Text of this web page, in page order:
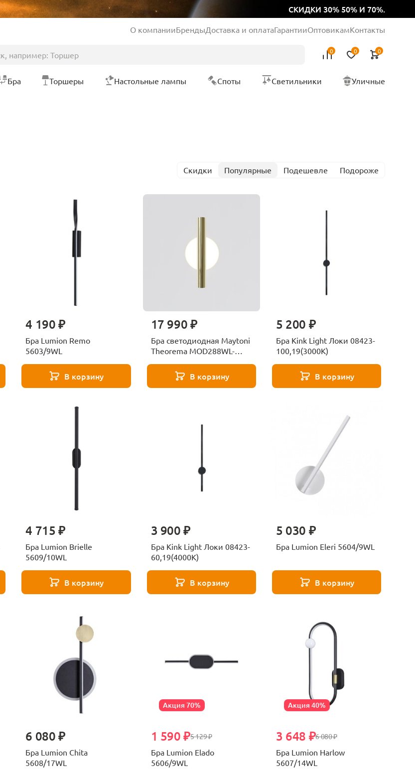
СКИДКИ 30% 50% И 70%.
О компанииБрендыДоставка и оплатаГарантииОптовикамКонтакты
0 0 0
Бра Торшеры Настольные лампы Споты Светильники Уличные
Скидки Популярные Подешевле Подороже
4 190 ₽
Бра Lumion Remo
5603/9WL
В корзину
17 990 ₽
Бра светодиодная Maytoni
Theorema MOD288WL-
В корзину
5 200 ₽
Бра Kink Light Локи 08423-
100,19(3000K)
В корзину
4 715 ₽
Бра Lumion Brielle
5609/10WL
В корзину
3 900 ₽
Бра Kink Light Локи 08423-
60,19(4000K)
В корзину
5 030 ₽
Бра Lumion Eleri 5604/9WL
В корзину
6 080 ₽
Бра Lumion Chita
5608/17WL
Акция 70%
5 129 ₽
1 590 ₽
Бра Lumion Elado
5606/9WL
Акция 40%
6 080 ₽
3 648 ₽
Бра Lumion Harlow
5607/14WL